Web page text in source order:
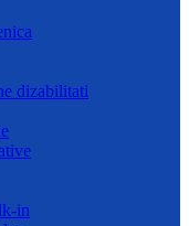
dizabilitati
in